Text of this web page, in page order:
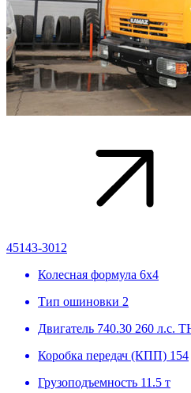
45143-3012
Колесная формула 6х4
Тип ошиновки 2
Двигатель 740.30 260 л.с.
Коробка передач (КПП) 154
Грузоподъемность 11.5 т